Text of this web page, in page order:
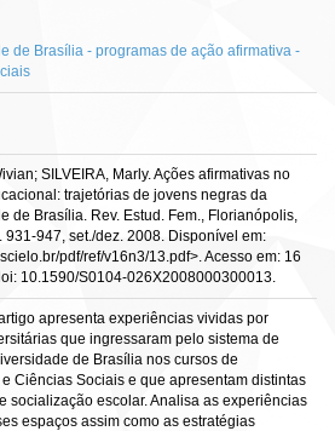
de Brasília - programas de ação afirmativa -
SILVEIRA, Marly. Ações afirmativas no
trajetórias de jovens negras da
de Brasília. Rev. Estud. Fem., Florianópolis,
931-947, set./dez. 2008. Disponível em:
pdf/ref/v16n3/13.pdf>. Acesso em: 16
10.1590/S0104-026X2008000300013.
apresenta experiências vividas por
que ingressaram pelo sistema de
de Brasília nos cursos de
Ciências Sociais e que apresentam distintas
socialização escolar. Analisa as experiências
espaços assim como as estratégias